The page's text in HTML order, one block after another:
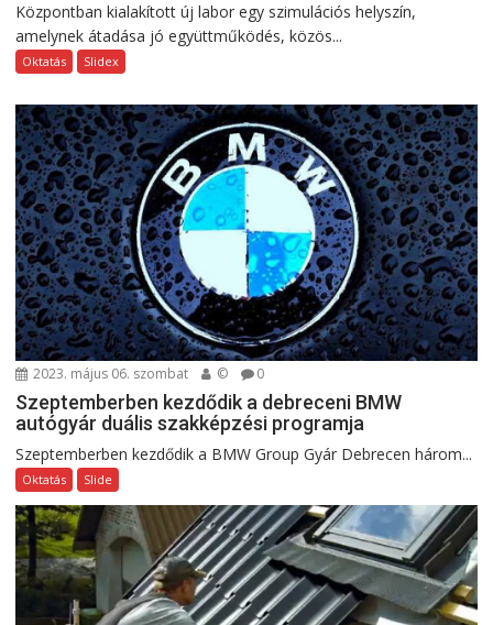
Központban kialakított új labor egy szimulációs helyszín,
amelynek átadása jó együttműködés, közös...
Oktatás Slidex
2023. május 06. szombat © 0
Szeptemberben kezdődik a debreceni BMW
autógyár duális szakképzési programja
Szeptemberben kezdődik a BMW Group Gyár Debrecen három...
Oktatás Slide